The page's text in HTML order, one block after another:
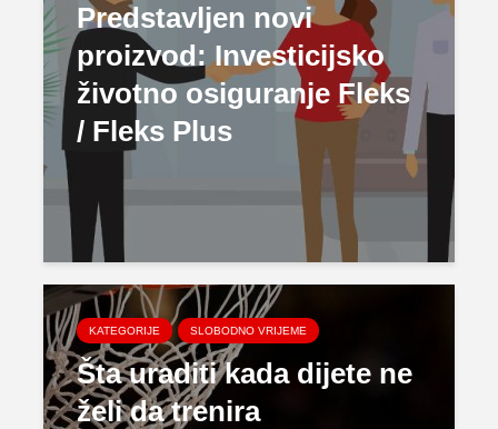
Predstavljen novi
proizvod: Investicijsko
životno osiguranje Fleks
/ Fleks Plus
KATEGORIJE SLOBODNO VRIJEME
Šta uraditi kada dijete ne
želi da trenira